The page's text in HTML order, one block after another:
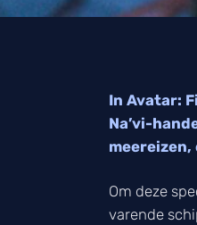
In Avatar:
Na’vi-
Om deze
varende